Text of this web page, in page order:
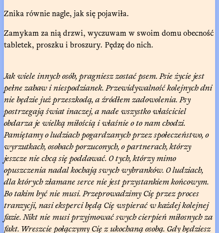
Znika równie nagle, jak się pojawiła.
Zamykam za nią drzwi, wyczuwam w swoim domu obecność
tabletek, proszku i broszury. Pędzę do nich.
Jak wiele innych osób, pragniesz zostać psem. Psie życie jest
pełne zabaw i niespodzianek. Przewidywalność kolejnych dni
nie będzie już przeszkodą, a źródłem zadowolenia. Psy
postrzegają świat inaczej, a nade wszystko właściciel
obdarza je wielką miłością i właśnie o to nam chodzi.
Pamiętamy o ludziach pogardzanych przez społeczeństwo, o
wyrzutkach, osobach porzuconych, o partnerach, którzy
jeszcze nie chcą się poddawać. O tych, którzy mimo
opuszczenia nadal kochają swych wybranków. O ludziach,
dla których złamane serce nie jest przystankiem końcowym.
Bo takim być nie musi. Przeprowadzimy Cię przez proces
tranzycji, nasi eksperci będą Cię wspierać w każdej kolejnej
fazie. Nikt nie musi przyjmować swych cierpień miłosnych za
fakt. Wreszcie połączymy Cię z ukochaną osobą. Gdy będziesz